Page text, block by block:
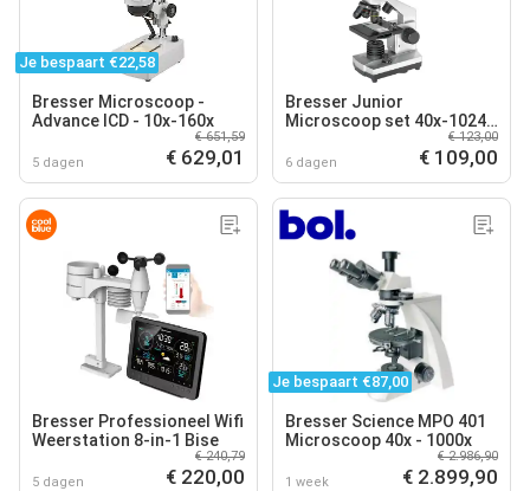
Je bespaart €22,58
Bresser Microscoop -
Advance ICD - 10x-160x
5 dagen
€ 651,59
€ 629,01
Bresser Junior
Microscoop set 40x-1024x
6 dagen
€ 123,00
€ 109,00
Bresser Professioneel Wifi
Weerstation 8-in-1 Bise
5 dagen
€ 240,79
€ 220,00
Je bespaart €87,00
Bresser Science MPO 401
Microscoop 40x - 1000x
1 week
€ 2.986,90
€ 2.899,90